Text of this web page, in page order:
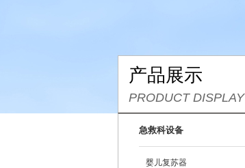
产品展示
PRODUCT DISPLAY
急救科设备
婴儿复苏器